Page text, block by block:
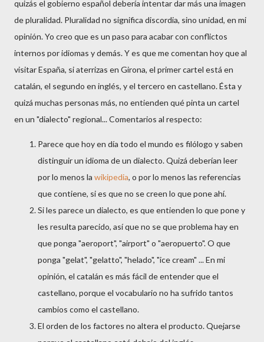
quizás el gobierno español debería intentar dar más una imagen
de pluralidad. Pluralidad no significa discordia, sino unidad, en mi
opinión. Yo creo que es un paso para acabar con conflictos
internos por idiomas y demás. Y es que me comentan hoy que al
visitar España, si aterrizas en Girona, el primer cartel está en
catalán, el segundo en inglés, y el tercero en castellano. Ésta y
quizá muchas personas más, no entienden qué pinta un cartel
en un "dialecto" regional... Comentarios al respecto:
Parece que hoy en día todo el mundo es filólogo y saben
distinguir un idioma de un dialecto. Quizá deberían leer
por lo menos la wikipedia, o por lo menos las referencias
que contiene, si es que no se creen lo que pone ahí.
Si les parece un dialecto, es que entienden lo que pone y
les resulta parecido, así que no se que problema hay en
que ponga "aeroport", "airport" o "aeropuerto". O que
ponga "gelat", "gelatto", "helado", "ice cream" ... En mi
opinión, el catalán es más fácil de entender que el
castellano, porque el vocabulario no ha sufrido tantos
cambios como el castellano.
El orden de los factores no altera el producto. Quejarse